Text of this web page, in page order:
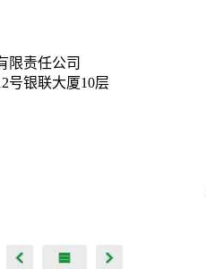
限责任公司
号银联大厦10层